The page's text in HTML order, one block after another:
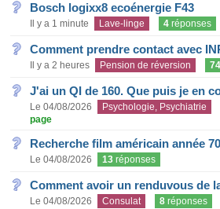
Bosch logixx8 ecoénergie F43
Il y a 1 minute Lave-linge 4 réponses
Comment prendre contact avec
Il y a 2 heures Pension de réversion 74
J'ai un QI de 160. Que puis je en
Le 04/08/2026 Psychologie, Psychiatrie
page
Recherche film américain année 70
Le 04/08/2026 13 réponses
Comment avoir un renduvous de
Le 04/08/2026 Consulat 8 réponses